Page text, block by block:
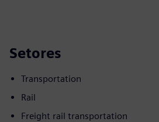
Setores
Transportation
Rail
Freight rail transportation